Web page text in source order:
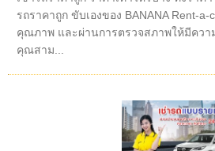
รถราคาถูก ขับเองของ BANANA Rent-
คุณภาพ และผ่านการตรวจสภาพให้มีคว
คุณสาม...